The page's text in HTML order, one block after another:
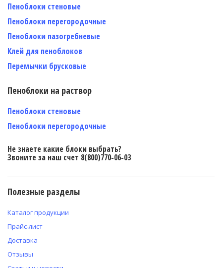
Пеноблоки стеновые
Пеноблоки перегородочные
Пеноблоки пазогребневые
Клей для пеноблоков
Перемычки брусковые
Пеноблоки на раствор
Пеноблоки стеновые
Пеноблоки перегородочные
Не знаете какие блоки выбрать?
Звоните за наш счет 8(800)770-06-03
Полезные разделы
Каталог продукции
Прайс-лист
Доставка
Отзывы